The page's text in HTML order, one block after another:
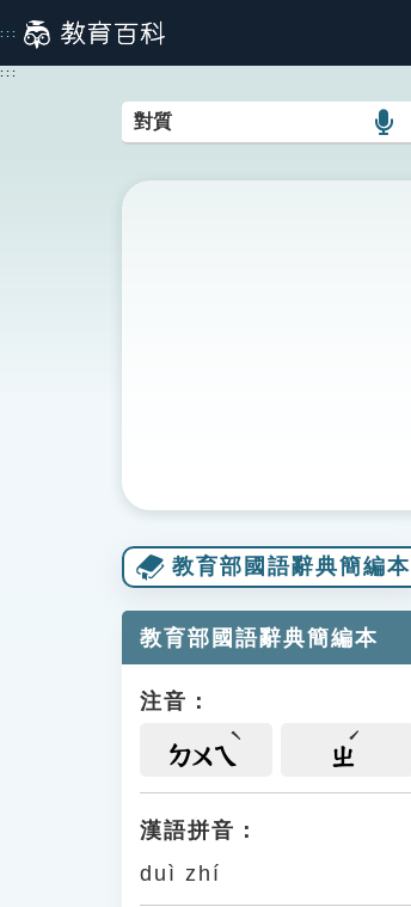
到
主
:::
:::
語
搜
教育部國語辭典簡編本
教育部國語辭典簡編本
注音：
ㄉㄨㄟ ㄓ
漢語拼音：
duì zhí